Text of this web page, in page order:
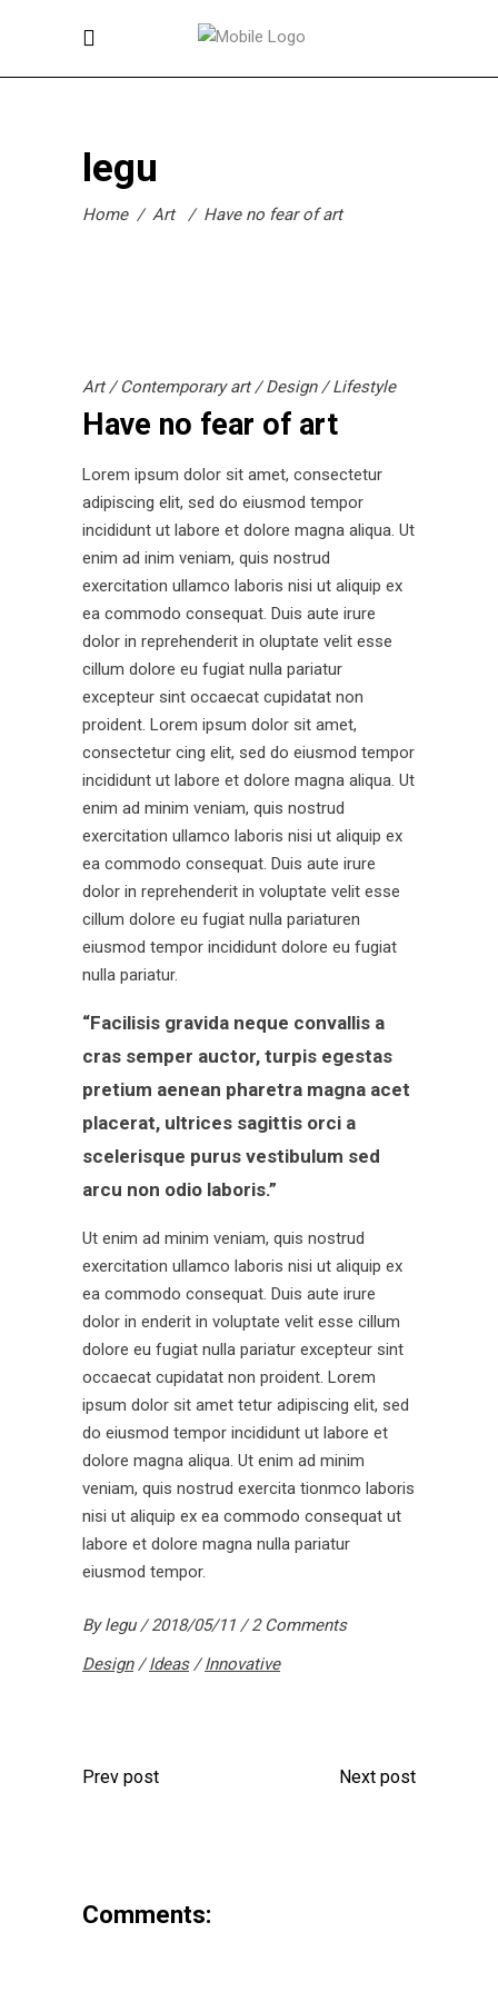
legu
Home/ Art / Have no fear of art
Art/Contemporary art/Design/Lifestyle
Have no fear of art
Lorem ipsum dolor sit amet, consectetur
adipiscing elit, sed do eiusmod tempor
incididunt ut labore et dolore magna aliqua. Ut
enim ad inim veniam, quis nostrud
exercitation ullamco laboris nisi ut aliquip ex
ea commodo consequat. Duis aute irure
dolor in reprehenderit in oluptate velit esse
cillum dolore eu fugiat nulla pariatur
excepteur sint occaecat cupidatat non
proident. Lorem ipsum dolor sit amet,
consectetur cing elit, sed do eiusmod tempor
incididunt ut labore et dolore magna aliqua. Ut
enim ad minim veniam, quis nostrud
exercitation ullamco laboris nisi ut aliquip ex
ea commodo consequat. Duis aute irure
dolor in reprehenderit in voluptate velit esse
cillum dolore eu fugiat nulla pariaturen
eiusmod tempor incididunt dolore eu fugiat
nulla pariatur.
“Facilisis gravida neque convallis a
cras semper auctor, turpis egestas
pretium aenean pharetra magna acet
placerat, ultrices sagittis orci a
scelerisque purus vestibulum sed
arcu non odio laboris.”
Ut enim ad minim veniam, quis nostrud
exercitation ullamco laboris nisi ut aliquip ex
ea commodo consequat. Duis aute irure
dolor in enderit in voluptate velit esse cillum
dolore eu fugiat nulla pariatur excepteur sint
occaecat cupidatat non proident. Lorem
ipsum dolor sit amet tetur adipiscing elit, sed
do eiusmod tempor incididunt ut labore et
dolore magna aliqua. Ut enim ad minim
veniam, quis nostrud exercita tionmco laboris
nisi ut aliquip ex ea commodo consequat ut
labore et dolore magna nulla pariatur
eiusmod tempor.
Bylegu 2018/05/11
2 Comments
Design/Ideas/Innovative
Prev post Next post
Comments: